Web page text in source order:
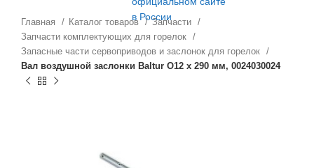
Главная Каталог товаров
Запчасти
Запчасти комплектующих для горелок
Запасные части сервоприводов и заслонок для горелок
Вал воздушной заслонки Baltur O12 x 290 мм, 0024030024